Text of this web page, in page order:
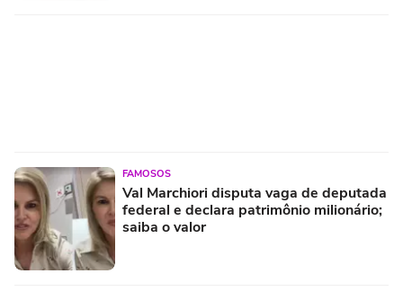
FAMOSOS
Val Marchiori disputa vaga de deputada
federal e declara patrimônio milionário;
saiba o valor